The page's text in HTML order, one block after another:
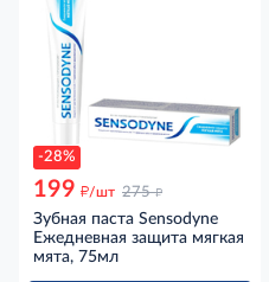
-28%
199 д/шт 275 д
Зубная паста Sensodyne
Ежедневная защита мягкая
мята, 75мл